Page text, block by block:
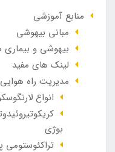
منابع آموزشی
مبانی بیهوشی
بیهوشی و بیماری
لینک های مفید
مدیریت راه هوایی
انواع
بوژی